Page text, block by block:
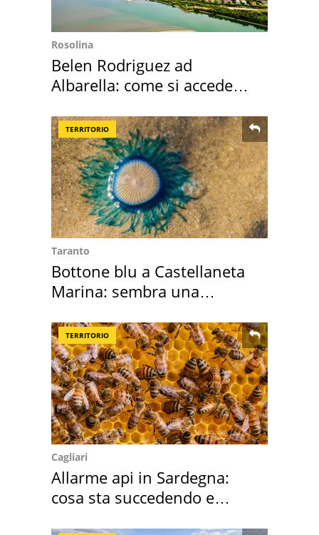
Rosolina
Belen Rodriguez ad
Albarella: come si accede
TERRITORIO
Taranto
Bottone blu a Castellaneta
Marina: sembra una
TERRITORIO
Cagliari
Allarme api in Sardegna:
cosa sta succedendo e